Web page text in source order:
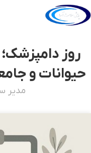
روز
حیوانات و
مدیر